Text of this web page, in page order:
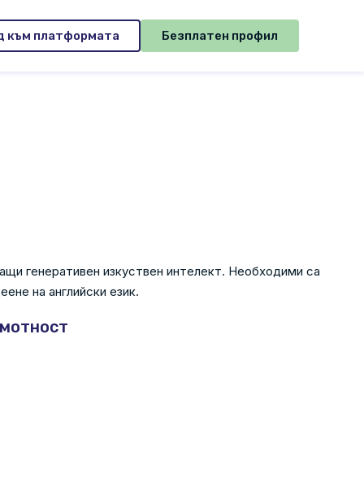
към платформата Безплатен профил
генеративен изкуствен интелект. Необходими са
на английски език.